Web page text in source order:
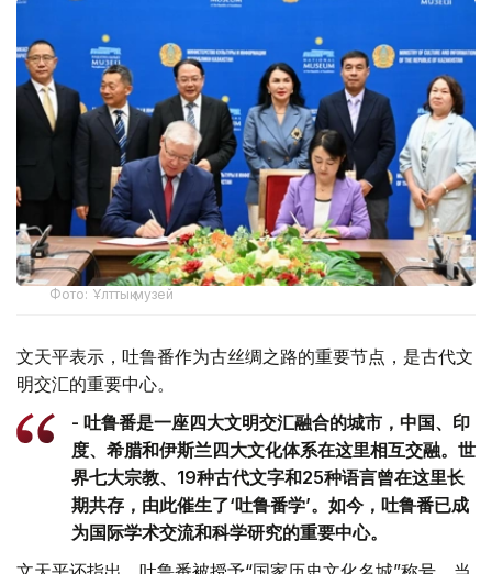
Фото: Ұлттық музей
文天平表示，吐鲁番作为古丝绸之路的重要节点，是古代文
明交汇的重要中心。
- 吐鲁番是一座四大文明交汇融合的城市，中国、印
度、希腊和伊斯兰四大文化体系在这里相互交融。世
界七大宗教、19种古代文字和25种语言曾在这里长
期共存，由此催生了‘吐鲁番学’。如今，吐鲁番已成
为国际学术交流和科学研究的重要中心。